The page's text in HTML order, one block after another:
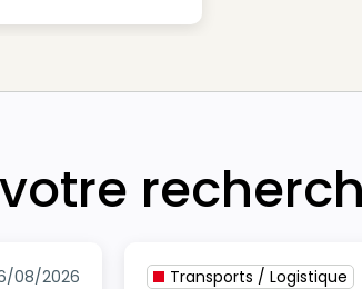
08/2026 Transports / Logistique